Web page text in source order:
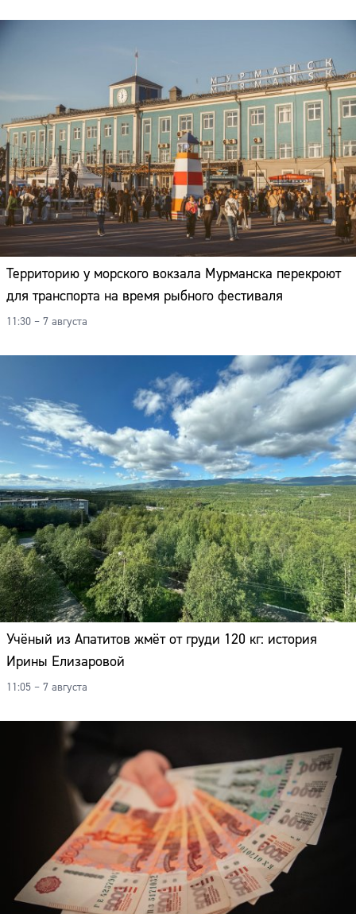
Территорию у морского вокзала Мурманска перекроют
для транспорта на время рыбного фестиваля
11:30 – 7 августа
Учёный из Апатитов жмёт от груди 120 кг: история
Ирины Елизаровой
11:05 – 7 августа
Сайт: